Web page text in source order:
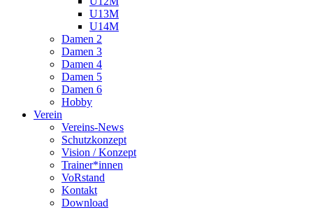
U13M
U14M
Damen 2
Damen 3
Damen 4
Damen 5
Damen 6
Hobby
Verein
Vereins-News
Schutzkonzept
Vision / Konzept
Trainer*innen
VoRstand
Kontakt
Download